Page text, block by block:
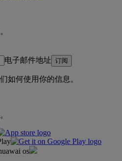
电子邮件地址 订阅
如何使用你的信息。
os